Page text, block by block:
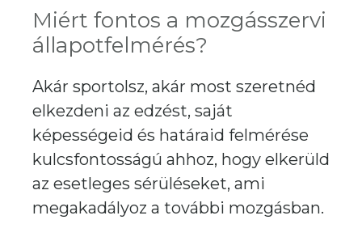
Miért fontos a mozgásszervi
állapotfelmérés?
Akár sportolsz, akár most szeretnéd
elkezdeni az edzést, saját
képességeid és határaid felmérése
kulcsfontosságú ahhoz, hogy elkerüld
az esetleges sérüléseket, ami
megakadályoz a további mozgásban.